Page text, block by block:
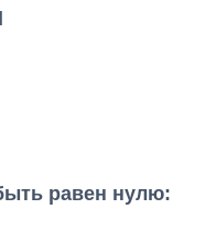
равен нулю: